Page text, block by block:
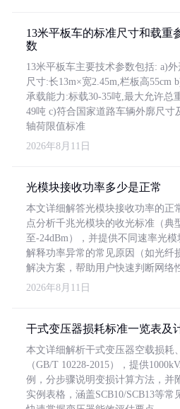
13米平板车的标准尺寸和载重
数
13米平板车主要技术参数包括: a)外
尺寸:长13m×宽2.45m,栏板高55cm
承载能力:标载30-35吨,最大允许总
49吨 c)符合国家道路车辆外廓尺寸
轴荷限值标准
2026年8月11日
光模块接收功率多少是正常
本文详细解答光模块接收功率的正
点分析千兆光模块的收光标准（典
至-24dBm），并提供不同速率光
解释功率异常的常见原因（如光纤
解决方案，帮助用户快速判断网络
2026年8月11日
干式变压器损耗标准一览表及
本文详细解析干式变压器空载损耗
（GB/T 10228-2015），提供
例，分步骤说明变损计算方法，并
实例表格，涵盖SCB10/SCB13等